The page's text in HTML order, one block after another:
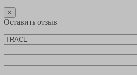
×
Оставить отзыв